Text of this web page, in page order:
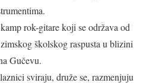
rok-gitare koji se održava od
školskog raspusta u blizini
Gučevu.
sviraju, druže se, razmenjuju